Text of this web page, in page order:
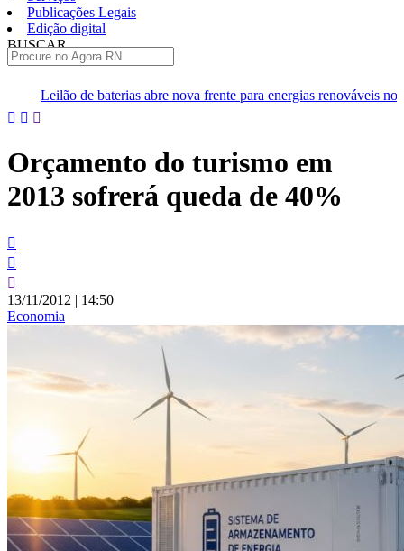
Publicações Legais
Edição digital
BUSCAR
abre nova frente para energias renováveis no RN
Cosern
Pular
conteúdo
Orçamento do turismo em
2013 sofrerá queda de 40%
13/11/2012 | 14:50
Economia